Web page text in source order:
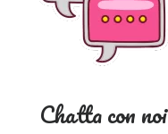
Chatta con noi